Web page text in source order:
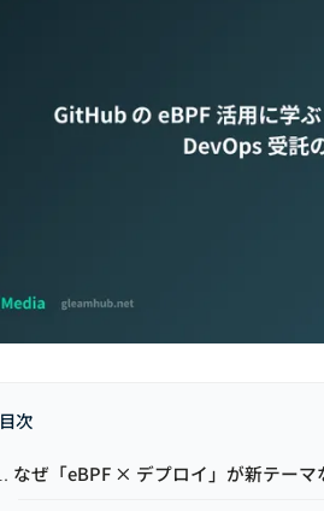
目次
なぜ「eBPF × デプロイ」が新テーマ